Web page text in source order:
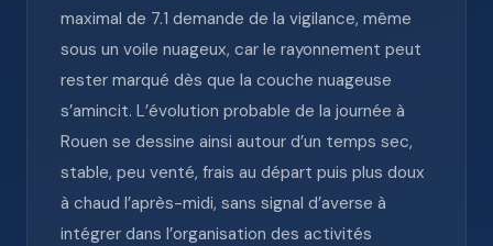
maximal de 7.1 demande de la vigilance, même
sous un voile nuageux, car le rayonnement peut
rester marqué dès que la couche nuageuse
s’amincit. L’évolution probable de la journée à
Rouen se dessine ainsi autour d’un temps sec,
stable, peu venté, frais au départ puis plus doux
à chaud l’après-midi, sans signal d’averse à
intégrer dans l’organisation des activités